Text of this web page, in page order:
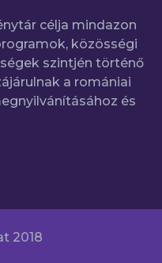
célja mindazon
közösségi
szintjén történő
a romániai
és
2018